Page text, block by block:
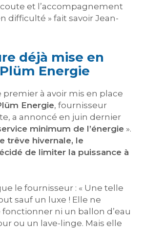
et l’accompagnement
difficulté » fait savoir Jean-
déjà mise en
Energie
premier à avoir mis en place
Energie, fournisseur
a annoncé en juin dernier
minimum de l’énergie ».
trêve hivernale, le
de limiter la puissance à
le fournisseur : « Une telle
sauf un luxe ! Elle ne
ni un ballon d’eau
ou un lave-linge. Mais elle